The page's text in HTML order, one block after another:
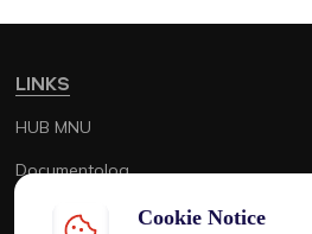
LINKS
HUB MNU
Documentolog
Canvas
Cookie Notice